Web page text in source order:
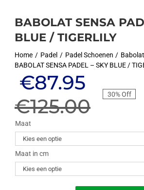
BABOLAT SENSA
BLUE / TIGERLILY
Home Padel Padel Schoenen
Babolat
BABOLAT SENSA PADEL – SKY BLUE /
€125.00
prijs
was:
€125.00.
€87.95
Huidige
prijs
is:
€87.95.
30% Off
Maat
Maat in cm